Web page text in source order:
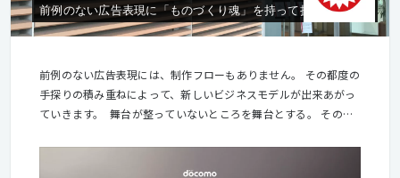
前例のない広告表現に「ものづくり魂」を持って挑戦し続ける
前例のない広告表現には、制作フローもありません。 その都度の
手探りの積み重ねによって、新しいビジネスモデルが出来あがっ
ていきます。 舞台が整っていないところを舞台とする。 その原